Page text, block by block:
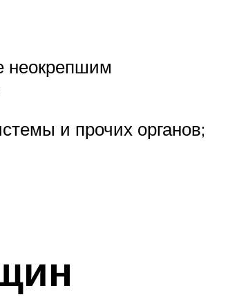
неокрепшим
и прочих органов;